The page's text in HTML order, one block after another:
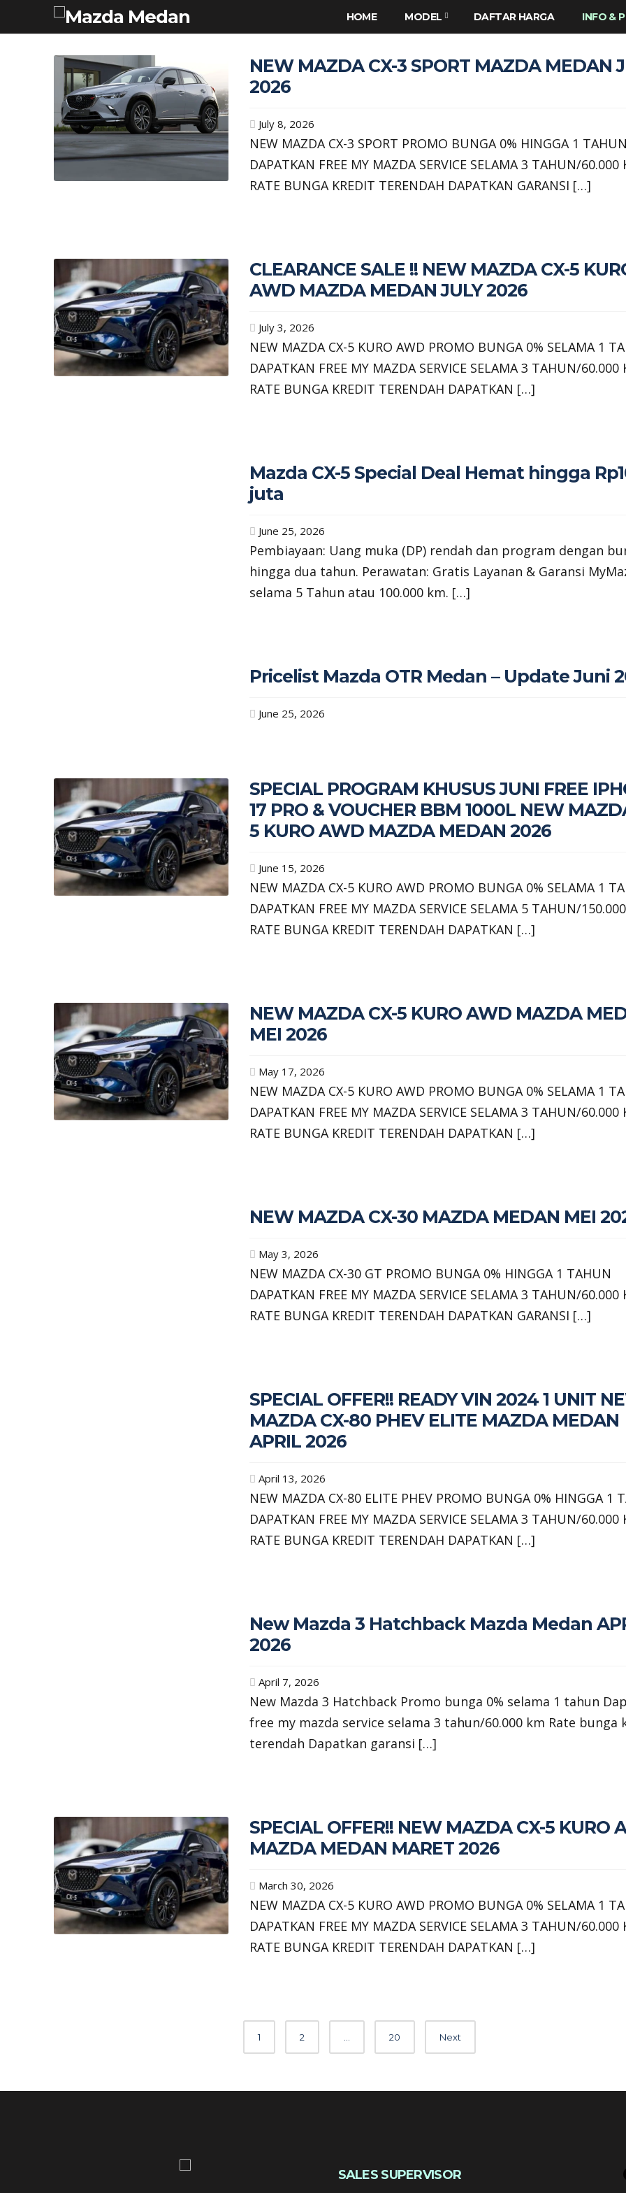
HOME MODEL DAFTAR HARGA INFO &
NEW MAZDA CX-3 SPORT MAZDA MEDAN
2026
July 8, 2026
NEW MAZDA CX-3 SPORT PROMO BUNGA 0% HINGGA 1 TAHUN
DAPATKAN FREE MY MAZDA SERVICE SELAMA 3 TAHUN/60.000
RATE BUNGA KREDIT TERENDAH DAPATKAN GARANSI […]
CLEARANCE SALE !! NEW MAZDA CX-5
AWD MAZDA MEDAN JULY 2026
July 3, 2026
NEW MAZDA CX-5 KURO AWD PROMO BUNGA 0% SELAMA 1
DAPATKAN FREE MY MAZDA SERVICE SELAMA 3 TAHUN/60.000
RATE BUNGA KREDIT TERENDAH DAPATKAN […]
Mazda CX-5 Special Deal Hemat hingga
juta
June 25, 2026
Pembiayaan: Uang muka (DP) rendah dan program dengan
hingga dua tahun. Perawatan: Gratis Layanan & Garansi
selama 5 Tahun atau 100.000 km. […]
Pricelist Mazda OTR Medan – Update Juni
June 25, 2026
SPECIAL PROGRAM KHUSUS JUNI FREE
17 PRO & VOUCHER BBM 1000L NEW
5 KURO AWD MAZDA MEDAN 2026
June 15, 2026
NEW MAZDA CX-5 KURO AWD PROMO BUNGA 0% SELAMA 1
DAPATKAN FREE MY MAZDA SERVICE SELAMA 5 TAHUN/
RATE BUNGA KREDIT TERENDAH DAPATKAN […]
NEW MAZDA CX-5 KURO AWD MAZDA
MEI 2026
May 17, 2026
NEW MAZDA CX-5 KURO AWD PROMO BUNGA 0% SELAMA 1
DAPATKAN FREE MY MAZDA SERVICE SELAMA 3 TAHUN/60.000
RATE BUNGA KREDIT TERENDAH DAPATKAN […]
NEW MAZDA CX-30 MAZDA MEDAN MEI
May 3, 2026
NEW MAZDA CX-30 GT PROMO BUNGA 0% HINGGA 1 TAHUN
DAPATKAN FREE MY MAZDA SERVICE SELAMA 3 TAHUN/60.000
RATE BUNGA KREDIT TERENDAH DAPATKAN GARANSI […]
SPECIAL OFFER!! READY VIN 2024 1 UNIT
MAZDA CX-80 PHEV ELITE MAZDA MEDAN
APRIL 2026
April 13, 2026
NEW MAZDA CX-80 ELITE PHEV PROMO BUNGA 0% HINGGA 1
DAPATKAN FREE MY MAZDA SERVICE SELAMA 3 TAHUN/60.000
RATE BUNGA KREDIT TERENDAH DAPATKAN […]
New Mazda 3 Hatchback Mazda Medan
2026
April 7, 2026
New Mazda 3 Hatchback Promo bunga 0% selama 1 tahun
free my mazda service selama 3 tahun/60.000 km Rate bunga
terendah Dapatkan garansi […]
SPECIAL OFFER!! NEW MAZDA CX-5 KURO
MAZDA MEDAN MARET 2026
March 30, 2026
NEW MAZDA CX-5 KURO AWD PROMO BUNGA 0% SELAMA 1
DAPATKAN FREE MY MAZDA SERVICE SELAMA 3 TAHUN/60.000
RATE BUNGA KREDIT TERENDAH DAPATKAN […]
1 2 20 Next
SALES SUPERVISOR